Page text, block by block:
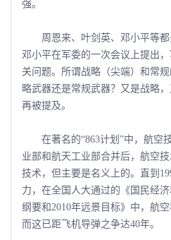
强。
周恩来、叶剑英、邓小平等都
邓小平在军委的一次会议上提出
关问题。所谓战略（尖端）和常
略武器还是常规武器？又是战略
再被提及。
在著名的“863计划”中，航空
业部和航天工业部合并后，航空
技术，但主要是名义上的。直到
力，在全国人大通过的《国民经
纲要和2010年远景目标》中，航
而这已距飞机导弹之争达40年。